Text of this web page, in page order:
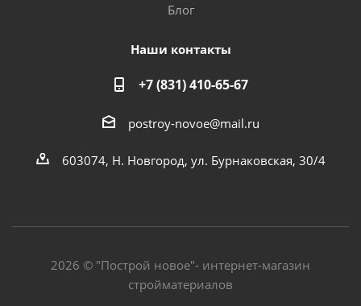
Блог
Наши контакты
+7 (831) 410-65-67
postroy-novoe@mail.ru
603074, Н. Новгород, ул. Бурнаковская, 30/4
2026 © "Построй новое"- интернет-магазин
стройматериалов